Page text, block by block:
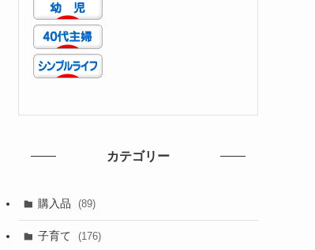
カテゴリー
購入品 (89)
子育て (176)